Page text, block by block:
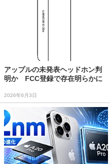
アップルの未発表ヘッドホン判
明か FCC登録で存在明らかに
2026年6月3日